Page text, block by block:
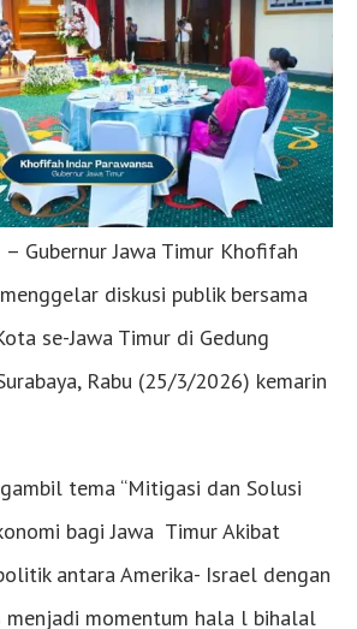
– Gubernur Jawa Timur Khofifah
diskusi publik bersama
se-Jawa Timur di Gedung
Rabu (25/3/2026) kemarin
tema “Mitigasi dan Solusi
bagi Jawa Timur Akibat
antara Amerika- Israel dengan
menjadi momentum hala l bihalal